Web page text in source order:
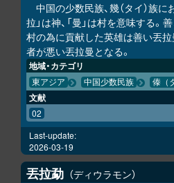
中国の少数民族、幾（タイ）族
拉」は神、「曼」は村を意味する。
村の為に貢献した英雄は善い丟
者が悪い丟拉曼となる。
地域・カテゴリ
東アジア 中国少数民族 傣（
文献
02
Last-update:
2026-03-19
丟拉勐 ディウラモン